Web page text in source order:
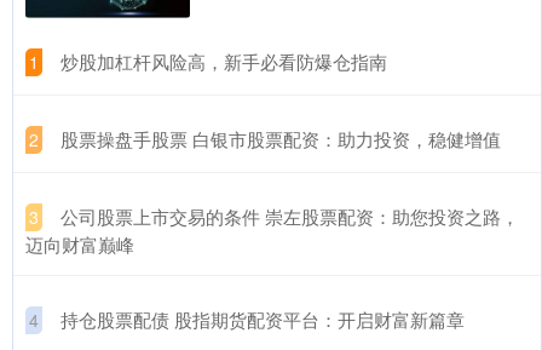
1 ​炒股加杠杆风险高，新手必看防爆仓指南
2 ​股票操盘手股票 白银市股票配资：助力投资，稳健增值
3
​公司股票上市交易的条件 崇左股票配资：助您投资之路，
迈向财富巅峰
4 ​持仓股票配债 股指期货配资平台：开启财富新篇章